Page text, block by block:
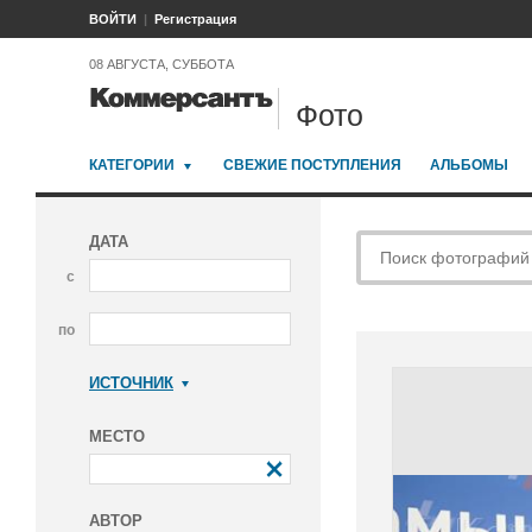
ВОЙТИ Регистрация
08 АВГУСТА, СУББОТА
Фото
КАТЕГОРИИ СВЕЖИЕ ПОСТУПЛЕНИЯ АЛЬБОМЫ
ДАТА
с
по
ИСТОЧНИК
МЕСТО
АВТОР